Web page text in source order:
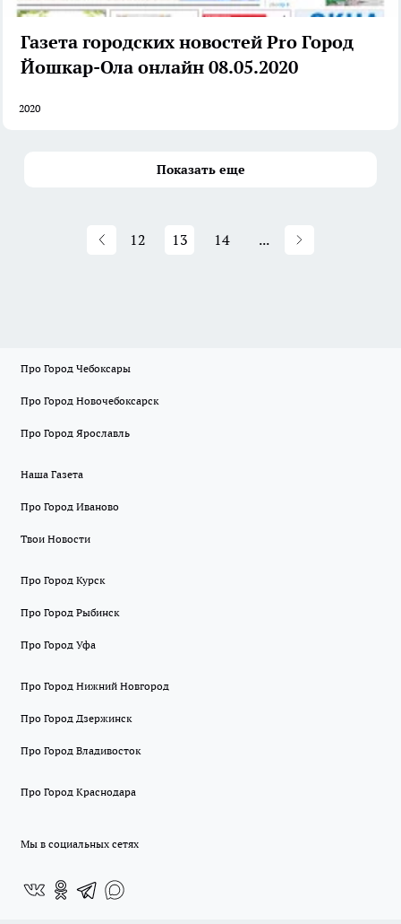
Газета городских новостей Pro Город
Йошкар-Ола онлайн 08.05.2020
2020
Показать еще
12 13 14 ...
Про Город Чебоксары
Про Город Новочебоксарск
Про Город Ярославль
Наша Газета
Про Город Иваново
Твои Новости
Про Город Курск
Про Город Рыбинск
Про Город Уфа
Про Город Нижний Новгород
Про Город Дзержинск
Про Город Владивосток
Про Город Краснодара
Мы в социальных сетях